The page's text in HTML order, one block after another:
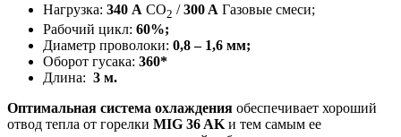
Нагрузка: 340 А CO2 /300 A Газовые смеси;
Рабочий цикл: 60%;
Диаметр проволоки: 0,8 – 1,6 мм;
Оборот гусака: 360*
Длина: 3 м.
Оптимальная система охлаждения обеспечивает хороший
отвод тепла от горелки MIG 36 AK и тем самым ее